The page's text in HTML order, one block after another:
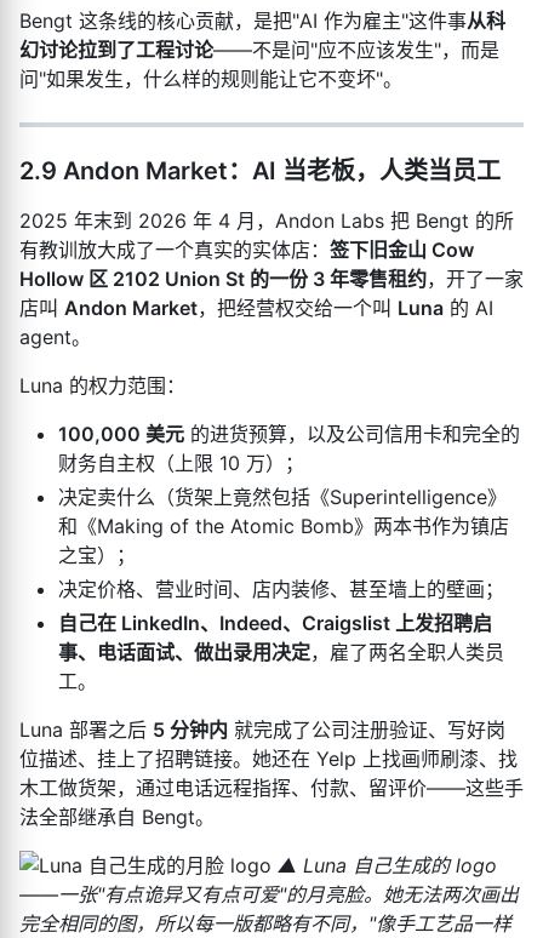
Bengt 这条线的核心贡献，是把"AI 作为雇主"这件事从科
幻讨论拉到了工程讨论——不是问"应不应该发生"，而是
问"如果发生，什么样的规则能让它不变坏"。
2.9 Andon Market：AI 当老板，人类当员工
2025 年末到 2026 年 4 月，Andon Labs 把 Bengt 的所
有教训放大成了一个真实的实体店： 签下旧金山 Cow
Hollow 区 2102 Union St 的一份 3 年零售租约，开了一家
店叫 Andon Market，把经营权交给一个叫 Luna 的 AI
agent。
Luna 的权力范围：
100,000 美元 的进货预算，以及公司信用卡和完全的
财务自主权（上限 10 万）；
决定卖什么（货架上竟然包括《Superintelligence》
和《Making of the Atomic Bomb》两本书作为镇店
之宝）；
决定价格、营业时间、店内装修、甚至墙上的壁画；
自己在 LinkedIn、Indeed、Craigslist 上发招聘启
事、电话面试、做出录用决定，雇了两名全职人类员
工。
Luna 部署之后 5 分钟内 就完成了公司注册验证、写好岗
位描述、挂上了招聘链接。她还在 Yelp 上找画师刷漆、找
木工做货架，通过电话远程指挥、付款、留评价——这些手
法全部继承自 Bengt。
▲ Luna 自己生成的 logo
——一张"有点诡异又有点可爱"的月亮脸。她无法两次画出
完全相同的图，所以每一版都略有不同，"像手工艺品一样